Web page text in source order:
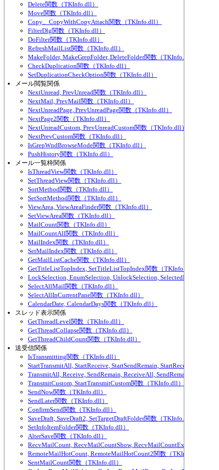
Delete関数（TKInfo.dll）
Move関数（TKInfo.dll）
Copy、CopyWithCopyAttach関数（TKInfo.dll）
FilterDlg関数（TKInfo.dll）
DoFilter関数（TKInfo.dll）
RefreshMailList関数（TKInfo.dll）
MakeFolder, MakeGrepFolder, DeleteFolder関数（TKInfo.dll）
CheckDuplication関数（TKInfo.dll）
SetDuplicationCheckOption関数（TKInfo.dll）
メール閲覧関係
NextUnread, PrevUnread関数（TKInfo.dll）
NextMail, PrevMail関数（TKInfo.dll）
NextUnreadPage, PrevUnreadPage関数（TKInfo.dll）
NextPage2関数（TKInfo.dll）
NextUnreadCustom, PrevUnreadCustom関数（TKInfo.dll）
NextPrevCustom関数（TKInfo.dll）
IsGrepWndBrowseMode関数（TKInfo.dll）
PushHistory関数（TKInfo.dll）
メール一覧枠関係
IsThreadView関数（TKInfo.dll）
SetThreadView関数（TKInfo.dll）
SortMethod関数（TKInfo.dll）
SetSortMethod関数（TKInfo.dll）
ViewArea, ViewAreaFinder関数（TKInfo.dll）
SetViewArea関数（TKInfo.dll）
MailCount関数（TKInfo.dll）
MailCountAll関数（TKInfo.dll）
MailIndex関数（TKInfo.dll）
SetMailIndex関数（TKInfo.dll）
GetMailListCache関数（TKInfo.dll）
GetTitleListTopIndex, SetTitleListTopIndex関数（TKInfo.dll）
LockSelection, EnumSelection, UnlockSelection, SelectedMailCount
SelectAllMail関数（TKInfo.dll）
SelectAllInCurrentPane関数（TKInfo.dll）
CalendarDate, CalendarDays関数（TKInfo.dll）
スレッド表示関係
GetThreadLevel関数（TKInfo.dll）
GetThreadCollapse関数（TKInfo.dll）
GetThreadChildCount関数（TKInfo.dll）
送受信関係
IsTransmitting関数（TKInfo.dll）
StartTransmitAll, StartReceive, StartSendRemain, StartReceiveAll,
TransmitAll, Receive, SendRemain, ReceiveAll, SendRemainAll関数
TransmitCustom, StartTransmitCustom関数（TKInfo.dll）
SendNow関数（TKInfo.dll）
SendLater関数（TKInfo.dll）
ConfirmSend関数（TKInfo.dll）
SaveDraft, SaveDraft2, SetTargetDraftFolder関数（TKInfo.dll）
SetInfoItemFolder関数（TKInfo.dll）
AlterSave関数（TKInfo.dll）
RecvMailCount, RecvMailCountShow,
RemoteMailHotCount, RemoteMailHotCount2関数（TKInfo.dll）
SentMailCount関数（TKInfo.dll）